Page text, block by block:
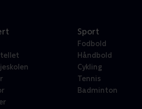
Sport
Fodbold
Håndbold
Cykling
Tennis
Badminton